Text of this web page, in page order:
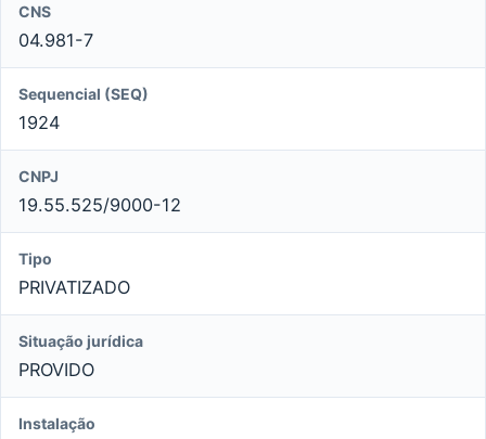
CNS
04.981-7
Sequencial (SEQ)
1924
CNPJ
19.55.525/9000-12
Tipo
PRIVATIZADO
Situação jurídica
PROVIDO
Instalação